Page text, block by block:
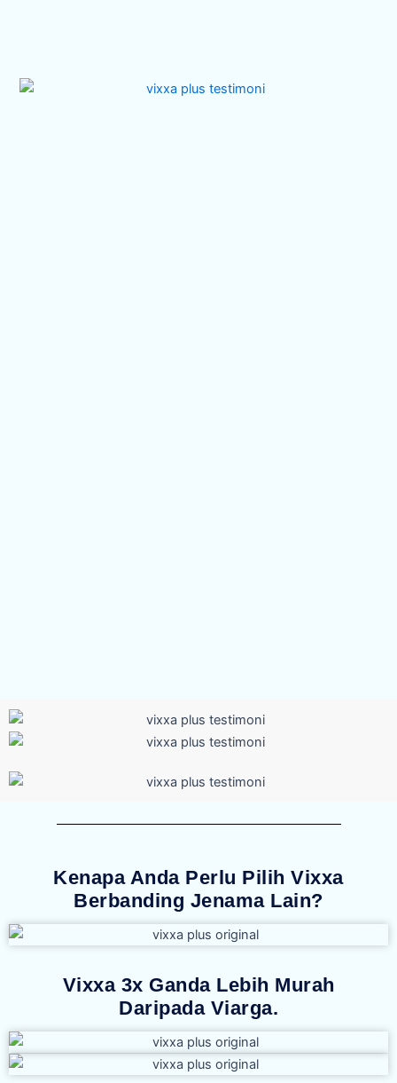
Kenapa Anda Perlu Pilih Vixxa
Berbanding Jenama Lain?
Vixxa 3x Ganda Lebih Murah
Daripada Viarga.